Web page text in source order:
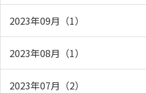
2023年09月（1）
2023年08月（1）
2023年07月（2）